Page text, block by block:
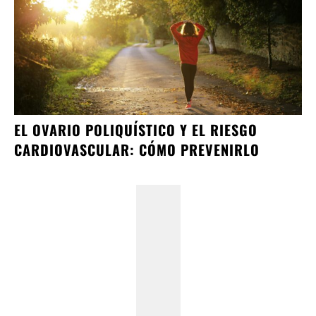
EL OVARIO POLIQUÍSTICO Y EL RIESGO
CARDIOVASCULAR: CÓMO PREVENIRLO